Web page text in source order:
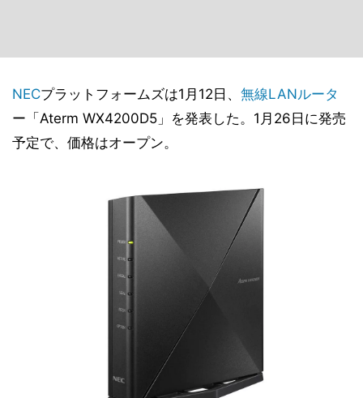
NECプラットフォームズは1月12日、 無線LANルータ
ー「Aterm WX4200D5」を発表した。1月26日に発売
予定で、価格はオープン。